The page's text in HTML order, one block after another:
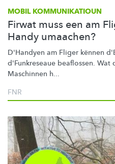
MOBIL KOMMUNIKATIOUN
Firwat muss een am
Handy umaachen?
D'Handyen am Fliger kënnen
d'Funkreseaue beaflossen. Wat
Maschinnen h...
FNR